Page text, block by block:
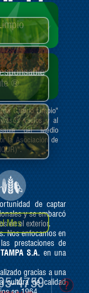
Mes
®
Campo Limpio"
vacíos y al
del Medio
la Asociación de
de captar
y se embarcó
en el exterior.
Nos enfocamos en
prestaciones de
TAMPA S.A. en una
gracias a una
cultura de calidad
en 1964.